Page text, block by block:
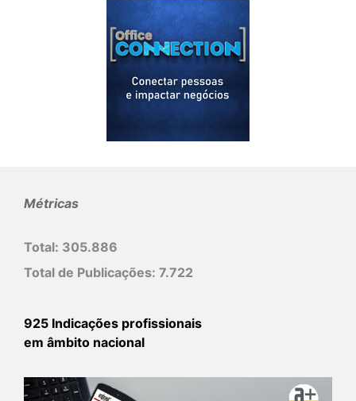
Métricas
Total: 305.886
Total de Publicações: 7.722
925 Indicações profissionais
em âmbito nacional